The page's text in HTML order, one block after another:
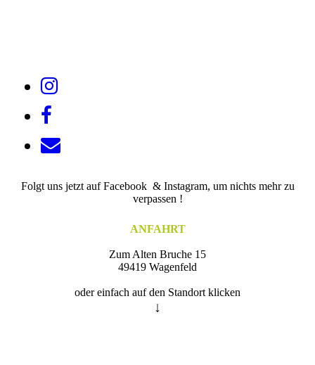
Folgt uns jetzt auf Facebook & Instagram, um nichts mehr zu
verpassen !
ANFAHRT
Zum Alten Bruche 15
49419 Wagenfeld
oder einfach auf den Standort klicken
↓